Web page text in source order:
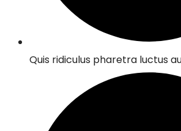
Quis ridiculus pharetra luctus